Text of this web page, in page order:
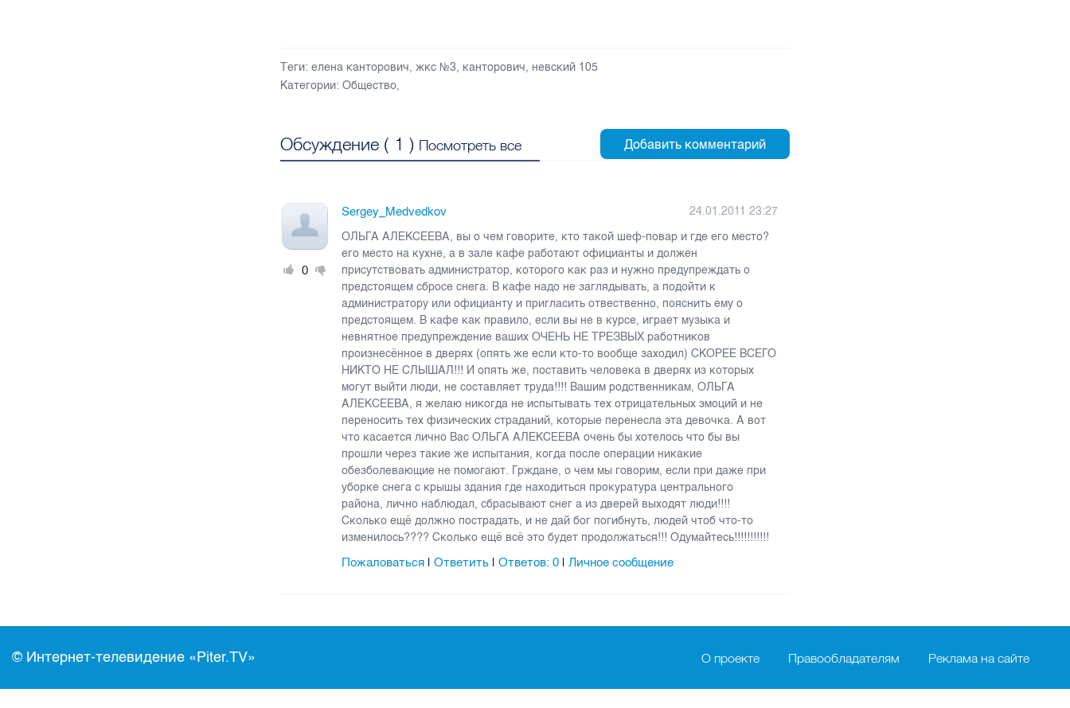
Теги: елена канторович,жкс №3, канторович, невский 105
Категории: Общество,
Обсуждение ( 1 ) Посмотреть все
0
Sergey_Medvedkov
24.01.2011 23:27
ОЛЬГА АЛЕКСЕЕВА, вы о чем говорите, кто такой шеф-повар и где его место?
его место на кухне, а в зале кафе работают официанты и должен
присутствовать администратор, которого как раз и нужно предупреждать о
предстоящем сбросе снега. В кафе надо не заглядывать, а подойти к
администратору или официанту и пригласить отвественно, пояснить ему о
предстоящем. В кафе как правило, если вы не в курсе, играет музыка и
невнятное предупреждение ваших ОЧЕНЬ НЕ ТРЕЗВЫХ работников
произнесённое в дверях (опять же если кто-то вообще заходил) СКОРЕЕ ВСЕГО
НИКТО НЕ СЛЫШАЛ!!! И опять же, поставить человека в дверях из которых
могут выйти люди, не составляет труда!!!! Вашим родственникам, ОЛЬГА
АЛЕКСЕЕВА, я желаю никогда не испытывать тех отрицательных эмоций и не
переносить тех физических страданий, которые перенесла эта девочка. А вот
что касается лично Вас ОЛЬГА АЛЕКСЕЕВА очень бы хотелось что бы вы
прошли через такие же испытания, когда после операции никакие
обезболевающие не помогают. Грждане, о чем мы говорим, если при даже при
уборке снега с крышы здания где находиться прокуратура центрального
района, лично наблюдал, сбрасывают снег а из дверей выходят люди!!!!
Сколько ещё должно пострадать, и не дай бог погибнуть, людей чтоб что-то
изменилось???? Сколько ещё всё это будет продолжаться!!! Одумайтесь!!!!!!!!!!!
Пожаловаться |Ответить |Ответов:0 |Личное сообщение
© Интернет-телевидение «Piter.TV» О проекте Правообладателям Реклама на сайте